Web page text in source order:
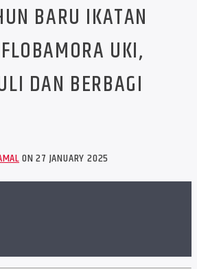
BARU IKATAN
UKI,
DAN BERBAGI
ON 27 JANUARY 2025